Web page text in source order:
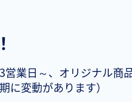
営業日～、オリジナル商
に変動があります）